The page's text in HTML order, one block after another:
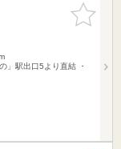
お気に入
りに追加
」駅出口5より直結 ・